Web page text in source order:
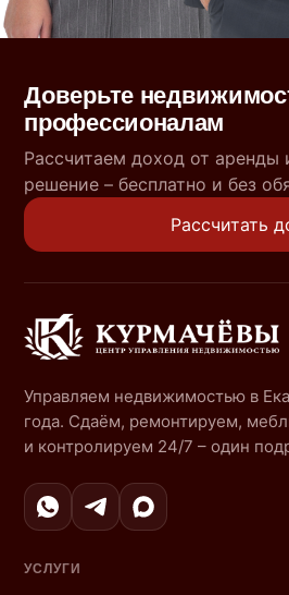
Доверьте
профессионалам
Рассчитаем доход от
решение – бесплатно и без
Рассчитать
Управляем недвижимостью в
года. Сдаём, ремонтируем,
и контролируем 24/7 – один
УСЛУГИ